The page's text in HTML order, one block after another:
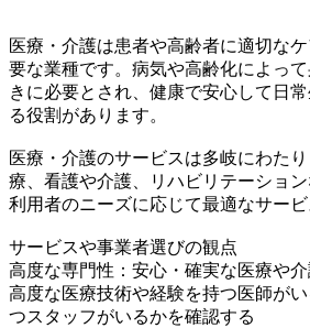
医療・介護は患者や高齢者に適切な
要な業種です。病気や高齢化によっ
きに必要とされ、健康で安心して日
る役割があります。
医療・介護のサービスは多岐にわた
療、看護や介護、リハビリテーショ
利用者のニーズに応じて最適なサービ
サービスや事業者選びの観点
高度な専門性：安心・確実な医療や介
高度な医療技術や経験を持つ医師が
つスタッフがいるかを確認する